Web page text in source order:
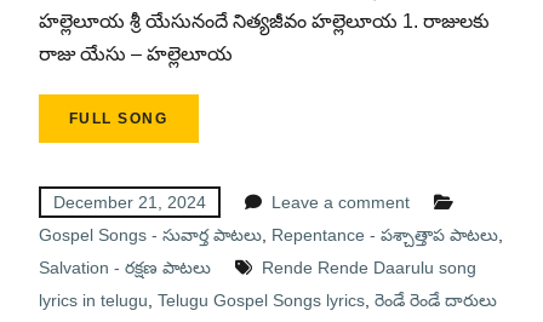
హల్లెలూయ శ్రీ యేసునందే నిత్యజీవం హల్లెలూయ 1. రాజులకు
రాజు యేసు – హల్లెలూయ
FULL SONG
December 21, 2024
Leave a comment
Gospel Songs - సువార్త పాటలు, Repentance - పశ్చాత్తాప పాటలు,
Salvation - రక్షణ పాటలు
Rende Rende Daarulu song
lyrics in telugu Telugu Gospel Songs lyrics, రెండే రెండే దారులు